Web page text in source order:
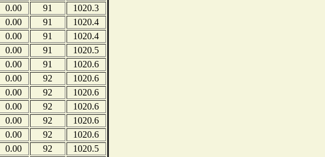
0.00 91
1020.3
0.00 91
1020.4
0.00 91
1020.4
0.00 91
1020.5
0.00 91
1020.6
0.00 92
1020.6
0.00 92
1020.6
0.00 92
1020.6
0.00 92
1020.6
0.00 92
1020.6
0.00 92
1020.5